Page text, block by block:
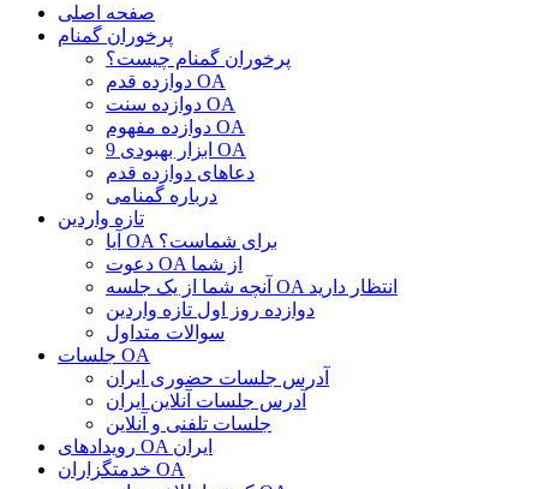
صفحه اصلی
پرخوران گمنام
پرخوران گمنام چیست؟
دوازده قدم OA
دوازده سنت OA
دوازده مفهوم OA
9 ابزار بهبودی OA
دعاهای دوازده قدم
درباره گمنامی
تازه واردین
آیا OA برای شماست؟
دعوت OA از شما
آنچه شما از یک جلسه OA انتظار دارید
دوازده روز اول تازه واردین
سوالات متداول
جلسات OA
آدرس جلسات حضوری ایران
آدرس جلسات آنلاین ایران
جلسات تلفنی و آنلاین
رویدادهای OA ایران
خدمتگزاران OA